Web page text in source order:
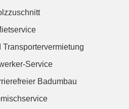
Service
Badumbau